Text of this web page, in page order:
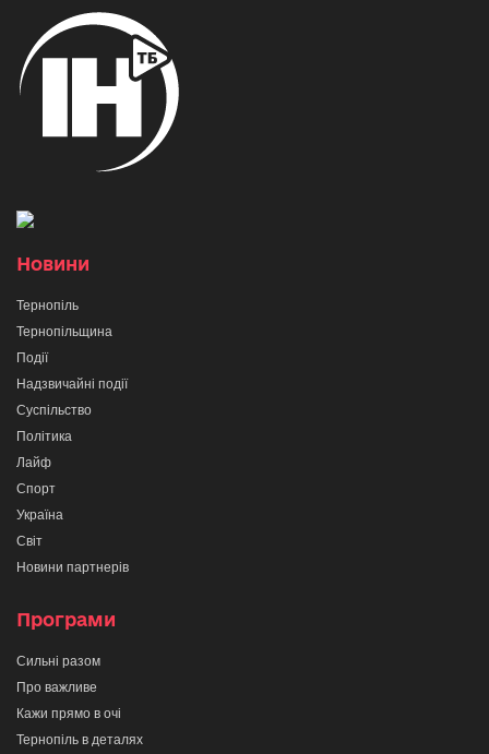
Новини
Тернопіль
Тернопільщина
Події
Надзвичайні події
Суспільство
Політика
Лайф
Спорт
Україна
Світ
Новини партнерів
Програми
Сильні разом
Про важливе
Кажи прямо в очі
Тернопіль в деталях